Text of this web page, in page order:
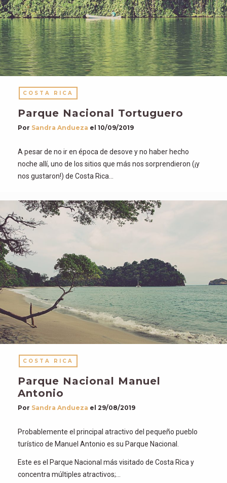
COSTA RICA
Parque Nacional Tortuguero
Por Sandra Andueza el 10/09/2019
A pesar de no ir en época de desove y no haber hecho
noche allí, uno de los sitios que más nos sorprendieron (¡y
nos gustaron!) de Costa Rica…
COSTA RICA
Parque Nacional Manuel
Antonio
Por Sandra Andueza el 29/08/2019
Probablemente el principal atractivo del pequeño pueblo
turístico de Manuel Antonio es su Parque Nacional.
Este es el Parque Nacional más visitado de Costa Rica y
concentra múltiples atractivos;…